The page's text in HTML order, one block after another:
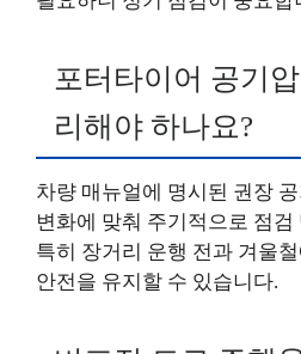
포터타이어 공기
리해야 하나요?
차량 매뉴얼에 명시된 권장
변화에 맞춰 주기적으로 점
특히 장거리 운행 전과 겨울
안전을 유지할 수 있습니다.